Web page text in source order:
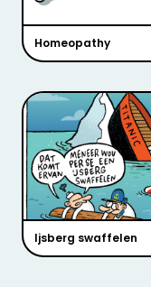
Homeopathy
Ijsberg swaffelen